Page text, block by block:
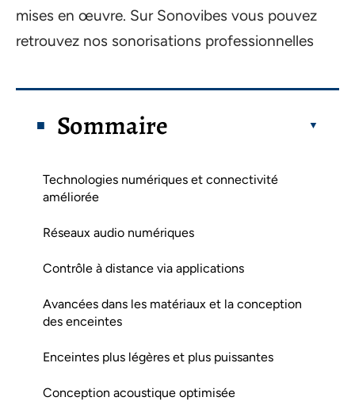
mises en œuvre. Sur Sonovibes vous pouvez
retrouvez nos sonorisations professionnelles
Sommaire
Technologies numériques et connectivité
améliorée
Réseaux audio numériques
Contrôle à distance via applications
Avancées dans les matériaux et la conception
des enceintes
Enceintes plus légères et plus puissantes
Conception acoustique optimisée